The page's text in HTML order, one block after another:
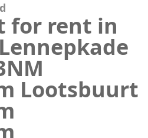
for rent in
Lootsbuurt